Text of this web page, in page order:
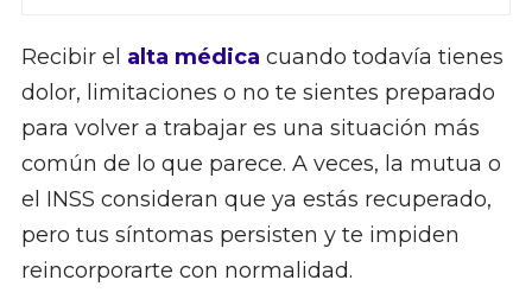
Recibir el alta médica cuando todavía tienes
dolor, limitaciones o no te sientes preparado
para volver a trabajar es una situación más
común de lo que parece. A veces, la mutua o
el INSS consideran que ya estás recuperado,
pero tus síntomas persisten y te impiden
reincorporarte con normalidad.